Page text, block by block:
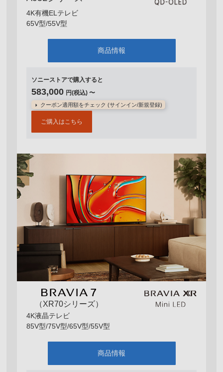
4K有機ELテレビ
65V型/55V型
商品情報
ソニーストアで購入すると
583,000 円(税込) 〜
クーポン適用額をチェック (サインイン/新規登録)
ご購入はこちら
（XR70シリーズ）
4K液晶テレビ
85V型/75V型/65V型/55V型
商品情報